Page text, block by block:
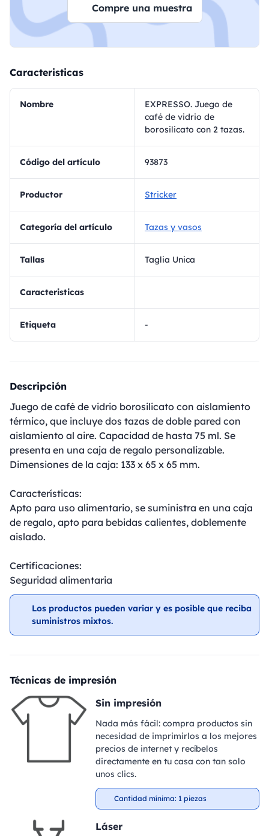
Compre una muestra
Caracteristicas
Nombre
EXPRESSO. Juego de
café de vidrio de
borosilicato con 2 tazas.
Código del artículo 93873
Productor Stricker
Categoría del artículo Tazas y vasos
Tallas Taglia Unica
Caracteristicas
Etiqueta -
Descripción
Juego de café de vidrio borosilicato con aislamiento
térmico, que incluye dos tazas de doble pared con
aislamiento al aire. Capacidad de hasta 75 ml. Se
presenta en una caja de regalo personalizable.
Dimensiones de la caja: 133 x 65 x 65 mm.
Características:
Apto para uso alimentario, se suministra en una caja
de regalo, apto para bebidas calientes, doblemente
aislado.
Certificaciones:
Seguridad alimentaria
Los productos pueden variar y es posible que reciba
suministros mixtos.
Técnicas de impresión
Sin impresión
Nada más fácil: compra productos sin
necesidad de imprimirlos a los mejores
precios de internet y recíbelos
directamente en tu casa con tan solo
unos clics.
Cantidad mínima: 1 piezas
Láser